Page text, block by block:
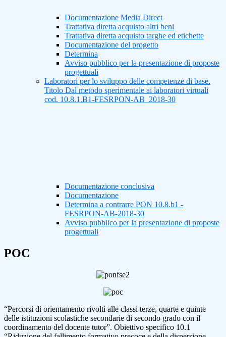
Documentazione Media Direct
Trattativa diretta acquisto altri beni
Trattativa diretta acquisto targhe ed etichette
Documentazione del progetto
Determina
Avviso pubblico per la presentazione di proposte
progettuali
Laboratori per lo sviluppo delle competenze di base.
Titolo Dal metodo sperimentale ai laboratori virtuali
cod. 10.8.1.B1-FESRPON-AB_2018-30
Documentazione conclusiva
Documentazione
Determina a contrarre PON 10.8.b1 -
FESRPON-AB-2018-30
Avviso pubblico per la presentazione di proposte
progettuali
POC
“Percorsi di orientamento rivolti alle classi terze, quarte e quinte
delle istituzioni scolastiche secondarie di secondo grado con il
coordinamento del docente tutor”. Obiettivo specifico 10.1